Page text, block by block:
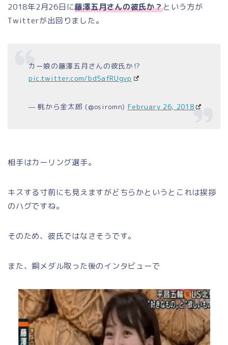
2018年2月26日に藤澤五月さんの彼氏か？という方が
Twitterが出回りました。
カー娘の藤澤五月さんの彼氏か⁉︎
pic.twitter.com/bd5afRUgvp
— 桃から金太郎 (@osiromn) February 26, 2018
相手はカーリング選手。
キスする寸前にも見えますがどちらかというとこれは挨拶
のハグですね。
そのため、彼氏ではなさそうです。
また、銅メダル取った後のインタビューで